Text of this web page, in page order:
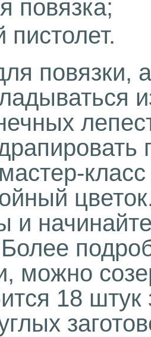
повязка;
пистолет.
повязки,
и
можно
18 штук